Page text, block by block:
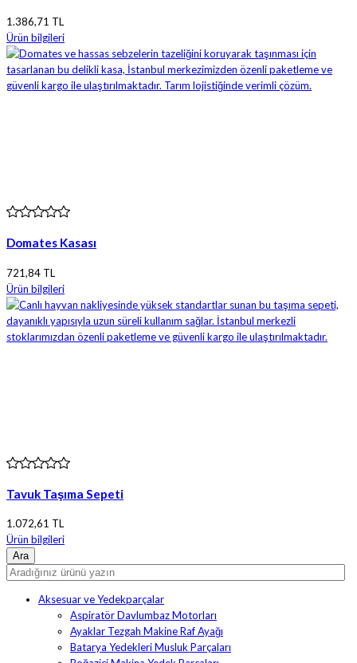
1.386,71 TL
Ürün bilgileri
Domates Kasası
721,84 TL
Ürün bilgileri
Tavuk Taşıma Sepeti
1.072,61 TL
Ürün bilgileri
Aksesuar ve Yedekparçalar
Aspiratör Davlumbaz Motorları
Ayaklar Tezgah Makine Raf Ayağı
Batarya Yedekleri Musluk Parçaları